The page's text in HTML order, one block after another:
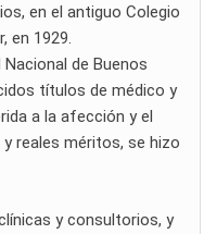
en el antiguo Colegio
en 1929.
de Buenos
títulos de médico y
a la afección y el
reales méritos, se hizo
y consultorios, y